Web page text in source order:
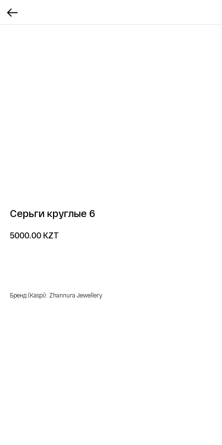
Серьги круглые 6
5000.00 KZT
Бренд (Kaspi): Zhannura Jewellery